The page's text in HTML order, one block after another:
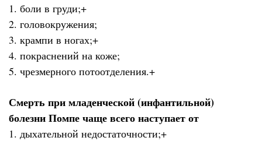
1. боли в груди;+
2. головокружения;
3. крампи в ногах;+
4. покраснений на коже;
5. чрезмерного потоотделения.+
Смерть при младенческой (инфантильной)
болезни Помпе чаще всего наступает от
1. дыхательной недостаточности;+